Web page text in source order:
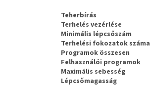
Teherbírás
Terhelés vezérlése
Minimális lépcsőszám
Terhelési fokozatok száma
Programok összesen
Felhasználói programok
Maximális sebesség
Lépcsőmagasság